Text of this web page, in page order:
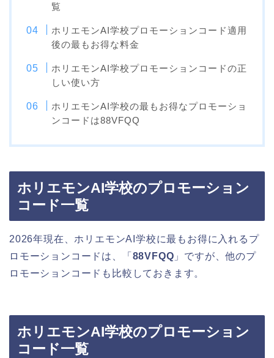
覧
ホリエモンAI学校プロモーションコード適用
後の最もお得な料金
ホリエモンAI学校プロモーションコードの正
しい使い方
ホリエモンAI学校の最もお得なプロモーショ
ンコードは88VFQQ
ホリエモンAI学校のプロモーション
コード一覧
2026年現在、ホリエモンAI学校に最もお得に入れるプ
ロモーションコードは、「 88VFQQ 」ですが、他のプ
ロモーションコードも比較しておきます。
ホリエモンAI学校のプロモーション
コード一覧